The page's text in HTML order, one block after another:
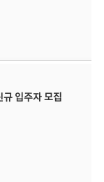
입주자 모집